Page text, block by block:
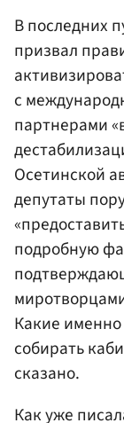
В последних
призвал
с
партнерами
Осетинской
депутаты
подробную
Какие именно
собирать
сказано.
Как уже